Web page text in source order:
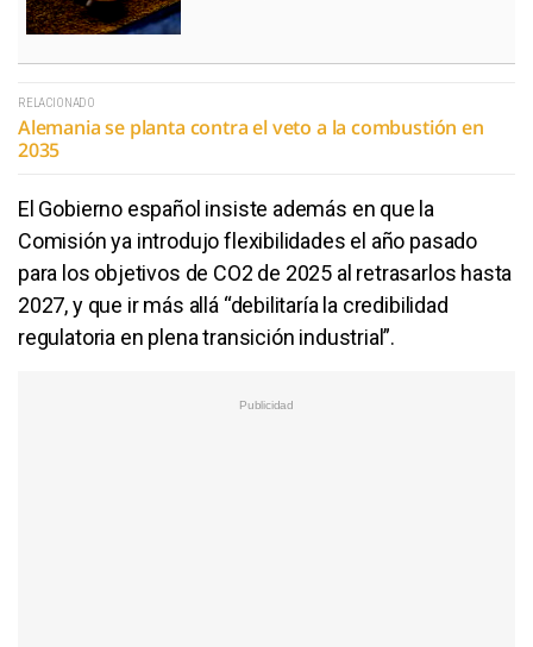
RELACIONADO
Alemania se planta contra el veto a la combustión en
2035
El Gobierno español insiste además en que la
Comisión ya introdujo flexibilidades el año pasado
para los objetivos de CO2 de 2025 al retrasarlos hasta
2027, y que ir más allá “debilitaría la credibilidad
regulatoria en plena transición industrial”.